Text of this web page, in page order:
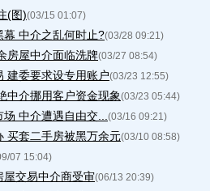
(图)(03/15 01:07)
中介之乱何时止?(03/28 09:21)
房屋中介面临洗牌(03/27 08:54)
建委要求设专用账户(03/23 12:55)
中介挪用客户资金现象(03/23 05:44)
中介遭遇自由交... (03/16 09:21)
买套二手房被黑万余元(03/10 08:58)
07 15:04)
交易中介商受审(06/13 20:39)